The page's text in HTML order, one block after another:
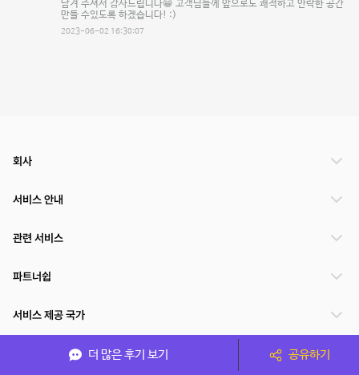
남겨 주셔서 감사드립니다😁 고객님들께 앞으로도 쾌적하고 안락한 공간
만들 수있도록 하겠습니다! :)
2023-06-02 16:30:07
더 많은 후기 보기 공유하기
회사
서비스 안내
관련 서비스
파트너쉽
서비스 제공 국가